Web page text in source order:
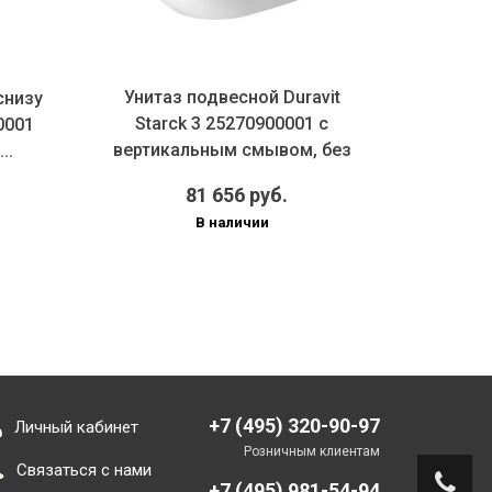
Унитаз подвесной Duravit
Starck 3 25270900001 с
вертикальным смывом, без
81 656 руб.
В наличии
Личный кабинет
Связаться с нами
+7 (495) 320-90-97
Розничным клиентам